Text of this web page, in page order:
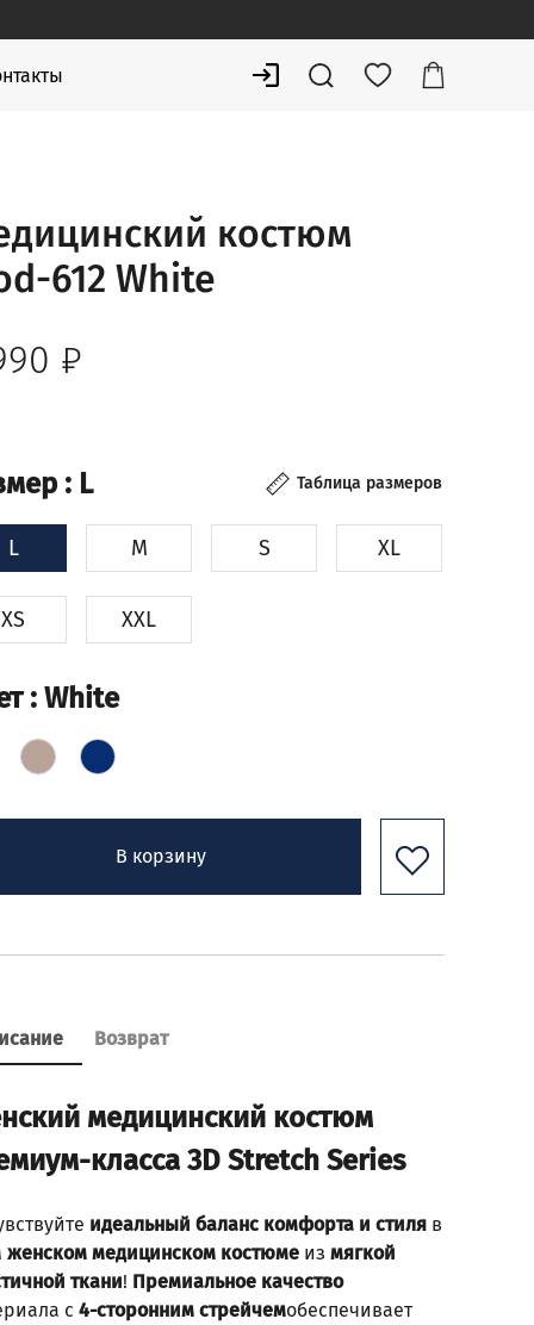
костюм
612 White
₽
: L Таблица размеров
L M S XL
XS XXL
: White
В корзину
Возврат
медицинский костюм
класса 3D Stretch Series
идеальный баланс комфорта и стиля в
женском медицинском костюме измягкой
ткани! Премиальное качество
с4-сторонним стрейчемобеспечивает